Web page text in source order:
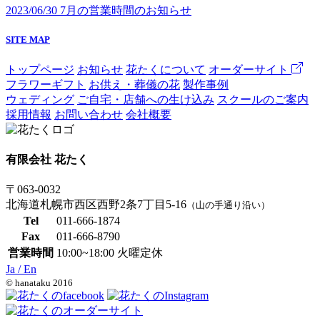
2023/06/30 7月の営業時間のお知らせ
SITE MAP
トップページ お知らせ 花たくについて オーダーサイト
フラワーギフト お供え・葬儀の花 製作事例
ウェディング ご自宅・店舗への生け込み スクールのご案内
採用情報 お問い合わせ 会社概要
有限会社 花たく
〒063-0032
北海道札幌市西区西野2条7丁目5-16 （山の手通り沿い）
Tel
011-666-1874
Fax
011-666-8790
営業時間 10:00~18:00 火曜定休
Ja /En
© hanataku 2016